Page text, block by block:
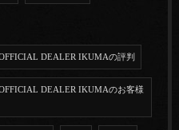
DEALER IKUMAの評判
DEALER IKUMAのお客様